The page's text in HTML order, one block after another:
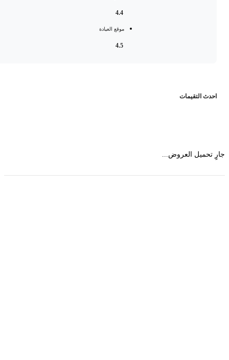
موقع العيادة
التقيمات
تحميل العروض...